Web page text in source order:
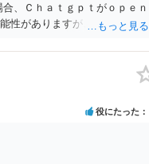
、Ｃｈａｔｇｐｔがｏｐｅｎ
性がありますが、個人名や会
て、個人や会社に対する誹謗
内容をｃｈａｔｇｐｔに入力
ないでしょう。 私見ながらご
役にたった